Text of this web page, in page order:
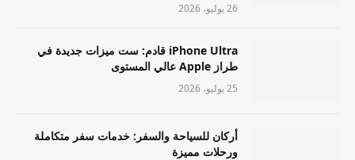
26 يوليو، 2026
iPhone Ultra قادم: ست ميزات جديدة في
طراز Apple عالي المستوى
25 يوليو، 2026
أركان للسياحة والسفر: خدمات سفر متكاملة
ورحلات مميزة